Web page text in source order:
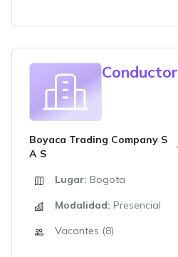
Conductor
Boyaca Trading Company S
A S
Lugar: Bogota
Modalidad: Presencial
Vacantes (8)